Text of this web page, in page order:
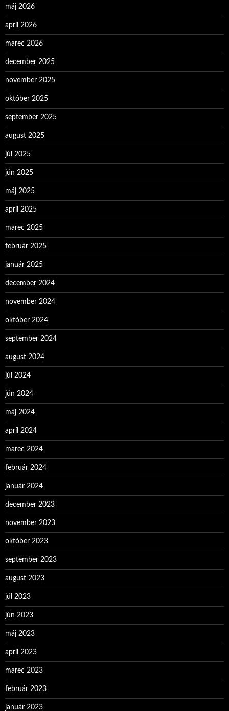
máj 2026
apríl 2026
marec 2026
december 2025
november 2025
október 2025
september 2025
august 2025
júl 2025
jún 2025
máj 2025
apríl 2025
marec 2025
február 2025
január 2025
december 2024
november 2024
október 2024
september 2024
august 2024
júl 2024
jún 2024
máj 2024
apríl 2024
marec 2024
február 2024
január 2024
december 2023
november 2023
október 2023
september 2023
august 2023
júl 2023
jún 2023
máj 2023
apríl 2023
marec 2023
február 2023
január 2023